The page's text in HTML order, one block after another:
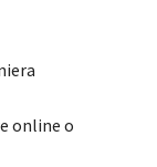
online o